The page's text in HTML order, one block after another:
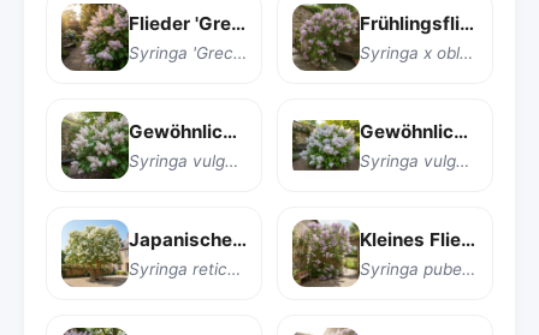
Flieder 'Grecrimdoll'
Syringa 'Grecrimdoll'
Frühlingsflieder
Syringa x oblata
Gewöhnlicher Flieder 'Beauty of Moscow'
Syringa vulgaris 'Beauty of Moscow'
Gewöhnlicher Flieder 'Nadezhda'
Syringa vulgaris 'Nadezhda'
Japanischer Fliederbaum
Syringa reticulata
Kleines Flieder
Syringa pubescens subsp. patula